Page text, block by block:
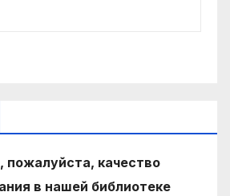
пожалуйста, качество
в нашей библиотеке